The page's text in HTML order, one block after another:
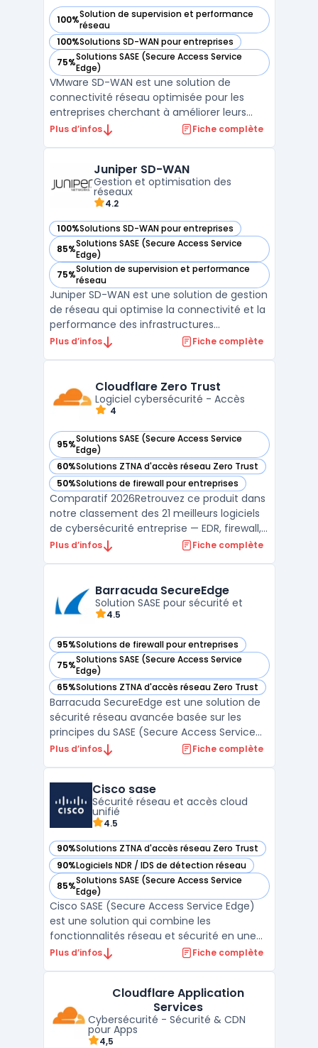
100%Solution de supervision et performance
réseau
— voir VMware SD-WAN by VeloCloud dans cette catégorie
100%Solutions SD-WAN pour entreprises
— voir VMware SD-WAN by VeloCloud dans cette catégorie
75%Solutions SASE (Secure Access Service
Edge)
— voir VMware SD-WAN by VeloCloud dans cette catégorie
VMware SD-WAN est une solution de
connectivité réseau optimisée pour les
entreprises cherchant à améliorer leurs
performances applicatives et leur sécurité.
et d'assurer une connectivité efficace
entre les sites distan ...
Plus d’infos Fiche complète
Juniper SD-WAN
Gestion et optimisation des
réseaux
4.2
100%Solutions SD-WAN pour entreprises
— voir Juniper SD-WAN dans cette catégorie
85%Solutions SASE (Secure Access Service
Edge)
— voir Juniper SD-WAN dans cette catégorie
75%Solution de supervision et performance
réseau
— voir Juniper SD-WAN dans cette catégorie
Juniper SD-WAN est une solution de gestion
de réseau qui optimise la connectivité et la
performance des infrastructures
distribuées. Elle permet aux entreprises de
et une visibilité complète sur le trafic. Cette
solutio ...
Plus d’infos Fiche complète
Cloudflare Zero Trust
Logiciel cybersécurité - Accès
4
95%Solutions SASE (Secure Access Service
Edge)
— voir Cloudflare Zero Trust dans cette catégorie
60%Solutions ZTNA d'accès réseau Zero Trust
— voir Cloudflare Zero Trust dans cette catégorie
50%Solutions de firewall pour entreprises
— voir Cloudflare Zero Trust dans cette catégorie
Comparatif 2026Retrouvez ce produit dans
notre classement des 21 meilleurs logiciels
de cybersécurité entreprise — EDR, firewall,
SIEM, XDR. ...
Plus d’infos Fiche complète
Barracuda SecureEdge
Solution SASE pour sécurité et
4.5
95%Solutions de firewall pour entreprises
— voir Barracuda SecureEdge dans cette catégorie
75%Solutions SASE (Secure Access Service
Edge)
— voir Barracuda SecureEdge dans cette catégorie
65%Solutions ZTNA d'accès réseau Zero Trust
— voir Barracuda SecureEdge dans cette catégorie
Barracuda SecureEdge est une solution de
sécurité réseau avancée basée sur les
principes du SASE (Secure Access Service
Edge), une architecture qui combine les
approche permet aux entreprises de
centraliser la gestion de l ...
Plus d’infos Fiche complète
Cisco sase
Sécurité réseau et accès cloud
unifié
4.5
90%Solutions ZTNA d'accès réseau Zero Trust
— voir Cisco sase dans cette catégorie
90%Logiciels NDR / IDS de détection réseau
— voir Cisco sase dans cette catégorie
85%Solutions SASE (Secure Access Service
Edge)
— voir Cisco sase dans cette catégorie
Cisco SASE (Secure Access Service Edge)
est une solution qui combine les
fonctionnalités réseau et sécurité en une
architecture unifiée, optimisée pour les
de simplifier l'accès aux ressources cloud,
aux applications SaaS ...
Plus d’infos Fiche complète
Cloudflare Application
Services
Cybersécurité - Sécurité & CDN
pour Apps
4,5